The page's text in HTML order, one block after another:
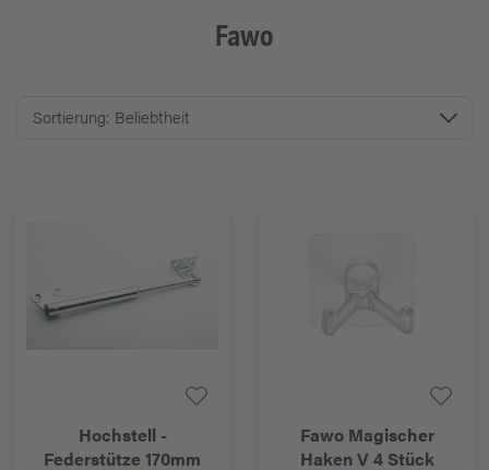
Fawo
Hochstell -
Federstütze 170mm
FawoMagischer
Haken V 4 Stück